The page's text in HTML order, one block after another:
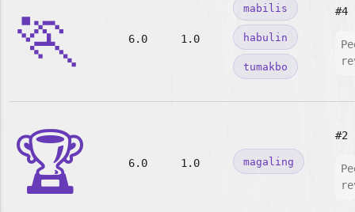
🏃 6.0 1.0
mabilis
habulin
tumakbo
#4
🏆 6.0 1.0 magaling
#2